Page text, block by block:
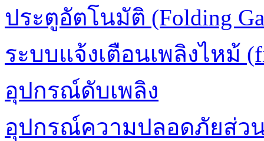
ประตูอัตโนมัติ (Folding
ระบบแจ้งเตือนเพลิงไหม้
อุปกรณ์ดับเพลิง
อุปกรณ์ความปลอดภัยส่ว